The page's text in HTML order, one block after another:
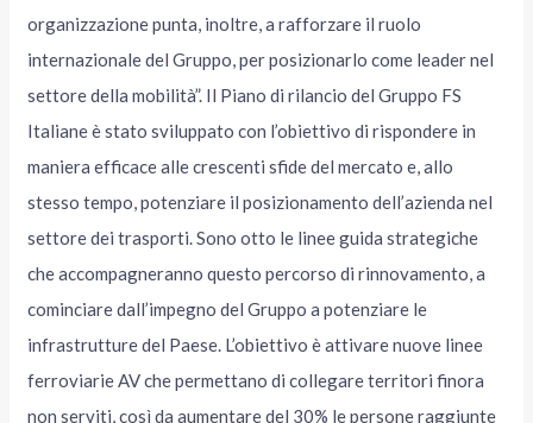
organizzazione punta, inoltre, a rafforzare il ruolo
internazionale del Gruppo, per posizionarlo come leader nel
settore della mobilità”. Il Piano di rilancio del Gruppo FS
Italiane è stato sviluppato con l’obiettivo di rispondere in
maniera efficace alle crescenti sfide del mercato e, allo
stesso tempo, potenziare il posizionamento dell’azienda nel
settore dei trasporti. Sono otto le linee guida strategiche
che accompagneranno questo percorso di rinnovamento, a
cominciare dall’impegno del Gruppo a potenziare le
infrastrutture del Paese. L’obiettivo è attivare nuove linee
ferroviarie AV che permettano di collegare territori finora
non serviti, così da aumentare del 30% le persone raggiunte